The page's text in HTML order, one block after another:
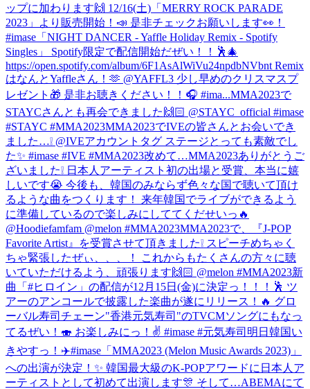
ップに加わります🙌 12/16(土)「MERRY ROCK PARADE
2023」より販売開始！📣 是非チェックお願いします👀！
#imase 「NIGHT DANCER - Yaffle Holiday Remix - Spotify
Singles」 Spotify限定で配信開始だぜい！！🕺🎄
https://open.spotify.com/album/6F1AsAlWiVu24npdbNVbnt Remix
はなんとYaffleさん！🫶 @YAFFL3 少し早めのクリスマスプ
レゼント🎁 是非お聴きください！！🎧 #ima...MMA2023で
STAYCさんとも再会できました🙌🏻 @STAYC_official #imase
#STAYC #MMA2023MMA2023でIVEの皆さんとお会いでき
ました…❕ @IVEアカウントタグ ステージとっても素敵でし
た✨ #imase #IVE #MMA2023改めて…MMA2023ありがとうご
ざいました❕ 日本人アーティスト初の出場と受賞、本当に嬉
しいです😭 今後も、韓国のみならず色々な国で聴いて頂け
るような曲をつくります！ 来年韓国でライブができるよう
に準備しているので楽しみにしててくだせいっ🔥
@Hoodiefamfam @melon #MMA2023MMA2023で、『J-POP
Favorite Artist』を受賞させて頂きました❕ スピーチめちゃく
ちゃ緊張したぜぃ、、、！ これからもたくさんの方々に聴
いていただけるよう、頑張ります🙌🏻 @melon #MMA2023新
曲「#ヒロイン」の配信が12月15日(金)に決定っ！！！🕺 ツ
アーのアンコールで披露した楽曲が遂にリリース！🔥 グロ
ーバル寿司チェーン"香港元気寿司"のTVCMソングにもなっ
てるぜい！🍣 お楽しみにっ！✌️ #imase #元気寿司 明日韓国い
きやすっ！✈️#imase「MMA2023 (Melon Music Awards 2023)」
への出演が決定！✨ 韓国最大級のK-POPアワードに日本人ア
ーティストとして初めて出演します🎊 そして…ABEMAにて